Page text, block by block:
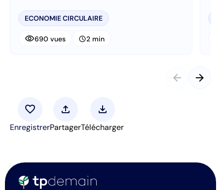
ECONOMIE CIRCULAIRE
visibility690 vues schedule2 min
arrow_back arrow_forward
favorite
Enregistrer
upload
Partager
download
Télécharger